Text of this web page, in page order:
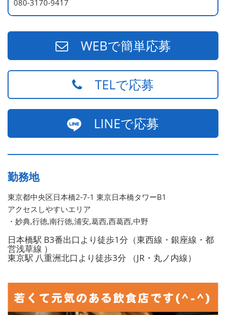
080-3170-9417
WEBで簡単応募
TELで応募
LINEで応募
勤務地
東京都中央区日本橋2-7-1 東京日本橋タワーB1
アクセスしやすいエリア
・妙典,行徳,南行徳,浦安,葛西,西葛西,中野
日本橋駅 B3番出口より徒歩1分（東西線・銀座線・都
営浅草線 ）
東京駅 八重洲北口より徒歩3分 （JR・丸ノ内線）